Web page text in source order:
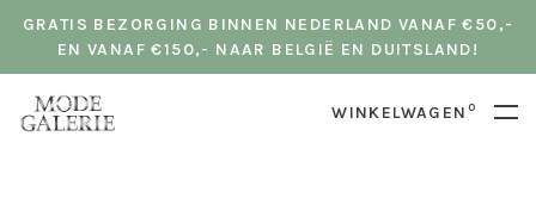
GRATIS BEZORGING BINNEN NEDERLAND VANAF €50,-
EN VANAF €150,- NAAR BELGIË EN DUITSLAND!
WINKELWAGEN 0